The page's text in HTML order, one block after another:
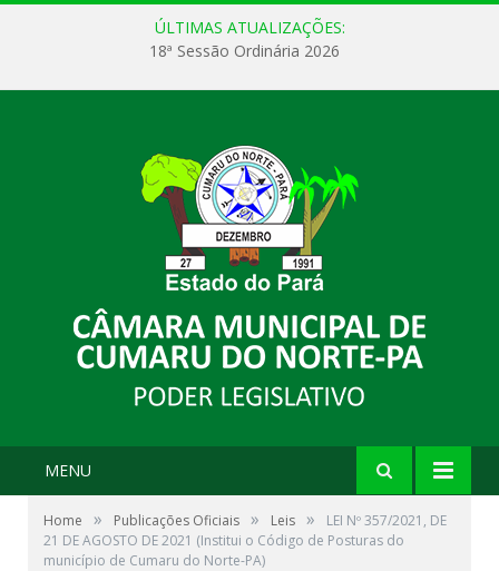
ÚLTIMAS ATUALIZAÇÕES:
18ª Sessão Ordinária 2026
MENU
Home » Publicações Oficiais » Leis »
LEI Nº 357/2021, DE
21 DE AGOSTO DE 2021 (Institui o Código de Posturas do
município de Cumaru do Norte-PA)